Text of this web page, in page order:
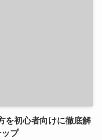
を初心者向けに徹底解
プ